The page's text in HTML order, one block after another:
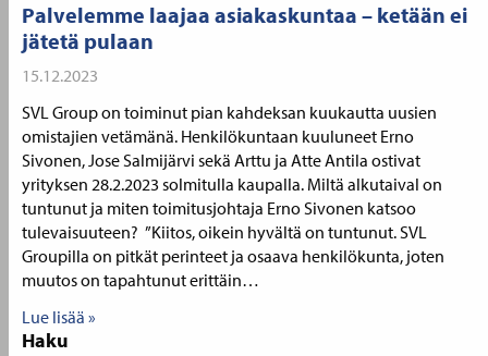
Palvelemme laajaa asiakaskuntaa – ketään ei
jätetä pulaan
15.12.2023
SVL Group on toiminut pian kahdeksan kuukautta uusien
omistajien vetämänä. Henkilökuntaan kuuluneet Erno
Sivonen, Jose Salmijärvi sekä Arttu ja Atte Antila ostivat
yrityksen 28.2.2023 solmitulla kaupalla. Miltä alkutaival on
tuntunut ja miten toimitusjohtaja Erno Sivonen katsoo
tulevaisuuteen? ”Kiitos, oikein hyvältä on tuntunut. SVL
Groupilla on pitkät perinteet ja osaava henkilökunta, joten
muutos on tapahtunut erittäin…
Lue lisää »
Haku